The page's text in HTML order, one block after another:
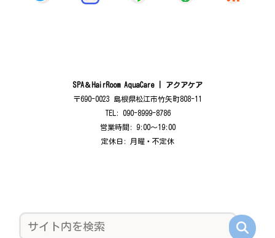
SPA＆HairRoom AquaCare | アクアケア
〒690-0023 島根県松江市竹矢町808-11
TEL: 090-8999-8786
営業時間: 9:00〜19:00
定休日: 月曜・不定休